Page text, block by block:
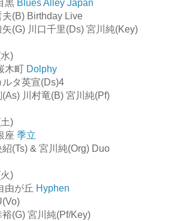
黒 Blues Alley Japan
夫(B) Birthday Live
(G) 川口千里(Ds) 宮川純(Key)
)
木町 Dolphy
ルタ英宣(Ds)4
(As) 川村竜(B) 宮川純(Pf)
)
座 季立
(Ts) & 宮川純(Org) Duo
)
由が丘 Hyphen
(G) 宮川純(Pf/Key)